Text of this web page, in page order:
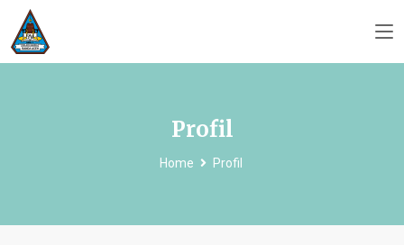
Profil
Home Profil